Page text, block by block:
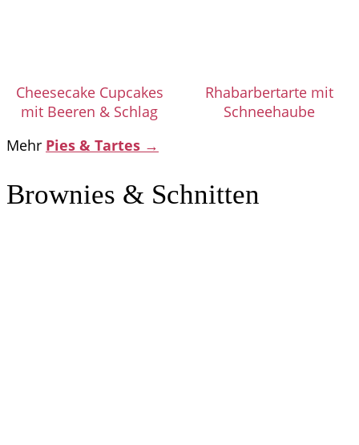
Cheesecake Cupcakes
mit Beeren & Schlag
Rhabarbertarte mit
Schneehaube
Mehr Pies & Tartes →
Brownies & Schnitten